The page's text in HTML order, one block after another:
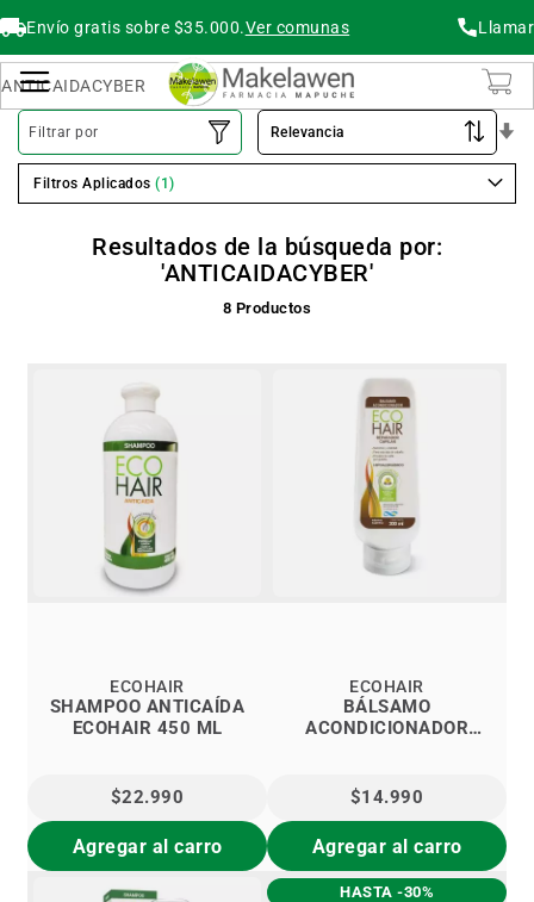
Envío gratis sobre $35.000.Ver comunas Llamar
Resultados de la búsqueda por:
'ANTICAIDACYBER'
8 Productos
SHAMPOO ANTICAÍDA
ECOHAIR 450 ML
ECOHAIR
$22.990
Agregar al carro
BÁLSAMO
ACONDICIONADOR
ECOHAIR
$14.990
Agregar al carro
HASTA -30%
Filtrar por
Filtros Aplicados